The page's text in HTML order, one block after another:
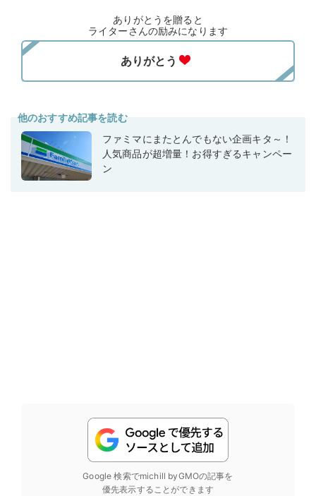
ありがとうを贈ると
ライターさんの励みになります
他のおすすめ記事を読む
ファミマにまたとんでもない企画キタ～！
人気商品が超増量！お得すぎるキャンペー
ン
Google 検索でmichill byGMOの記事を
優先表示することができます